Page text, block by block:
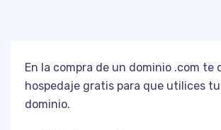
En la compra de un dominio .com te
hospedaje gratis para que utilices
dominio.